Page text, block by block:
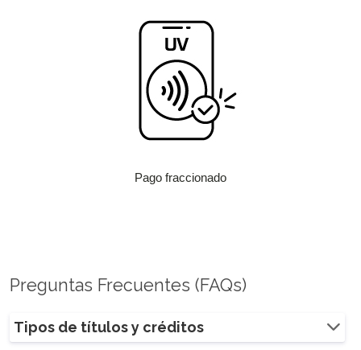
Pago fraccionado
Preguntas Frecuentes (FAQs)
Tipos de títulos y créditos